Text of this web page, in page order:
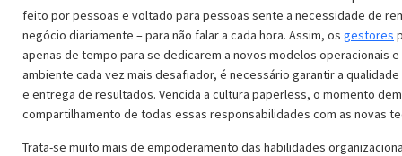
feito por pessoas e voltado para pessoas sente a necessidade de
negócio diariamente – para não falar a cada hora. Assim, os gestores
apenas de tempo para se dedicarem a novos modelos operacionais e
ambiente cada vez mais desafiador, é necessário garantir a
e entrega de resultados. Vencida a cultura paperless, o momento
compartilhamento de todas essas responsabilidades com as novas
Trata-se muito mais de empoderamento das habilidades